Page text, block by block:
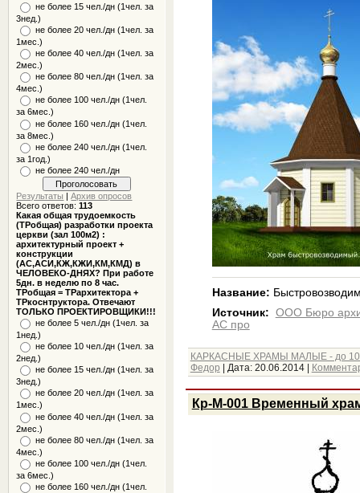
не более 15 чел./дн (1чел. за
3нед.)
не более 20 чел./дн (1чел. за
1мес.)
не более 40 чел./дн (1чел. за
2мес.)
не более 80 чел./дн (1чел. за
4мес.)
не более 100 чел./дн (1чел.
за 6мес.)
не более 160 чел./дн (1чел.
за 8мес.)
не более 240 чел./дн (1чел.
за 1год.)
не более 240 чел./дн
Результаты |Архив опросов
Всего ответов:113
Какая общая трудоемкость
(ТРобщая) разработки проекта
церкви (зал 100м2) :
архитектурный проект +
конструкции
(АС,АСИ,КЖ,КЖИ,КМ,КМД) в
ЧЕЛОВЕКО-ДНЯХ? При работе
5дн. в неделю по 8 час.
ТРобщая = ТРархитектора +
ТРкоснтруктора. Отвечают
ТОЛЬКО ПРОЕКТИРОВЩИКИ!!!
не более 5 чел./дн (1чел. за
1нед.)
не более 10 чел./дн (1чел. за
2нед.)
не более 15 чел./дн (1чел. за
3нед.)
не более 20 чел./дн (1чел. за
1мес.)
не более 40 чел./дн (1чел. за
2мес.)
не более 80 чел./дн (1чел. за
4мес.)
не более 100 чел./дн (1чел.
за 6мес.)
не более 160 чел./дн (1чел.
Название:
Источник: ООО Бюро
АС про
КАРКАСНЫЕ ХРАМЫ МАЛЫЕ - до
Федор | Дата: 20.06.2014 |
Кр-М-001 Временный